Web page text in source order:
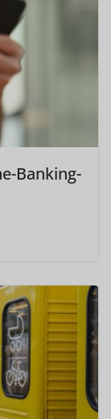
Banking-